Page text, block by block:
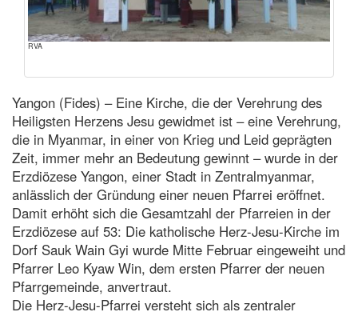
RVA
Yangon (Fides) – Eine Kirche, die der Verehrung des
Heiligsten Herzens Jesu gewidmet ist – eine Verehrung,
die in Myanmar, in einer von Krieg und Leid geprägten
Zeit, immer mehr an Bedeutung gewinnt – wurde in der
Erzdiözese Yangon, einer Stadt in Zentralmyanmar,
anlässlich der Gründung einer neuen Pfarrei eröffnet.
Damit erhöht sich die Gesamtzahl der Pfarreien in der
Erzdiözese auf 53: Die katholische Herz-Jesu-Kirche im
Dorf Sauk Wain Gyi wurde Mitte Februar eingeweiht und
Pfarrer Leo Kyaw Win, dem ersten Pfarrer der neuen
Pfarrgemeinde, anvertraut.
Die Herz-Jesu-Pfarrei versteht sich als zentraler